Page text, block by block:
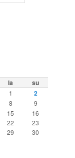
la su
1 2
8
9
15
16
22
23
29
30